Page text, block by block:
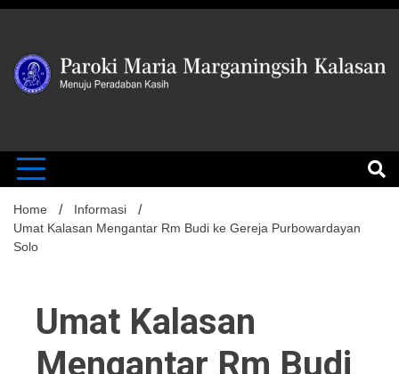
Skip
Paroki
Kalasan
Home
Informasi
Umat Kalasan Mengantar Rm Budi ke Gereja Purbowardayan
Solo
Umat Kalasan
Mengantar Rm Budi